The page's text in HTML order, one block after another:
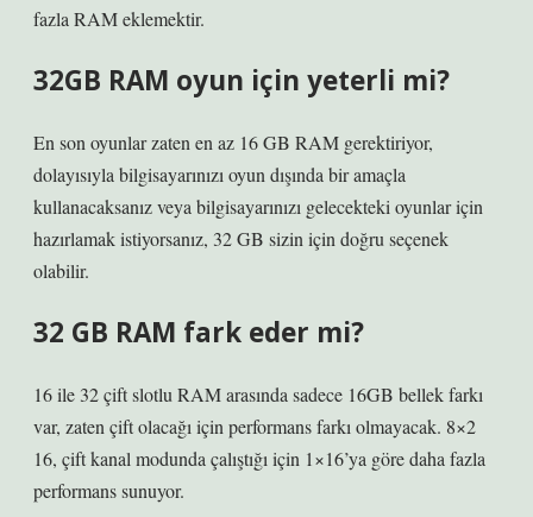
fazla RAM eklemektir.
32GB RAM oyun için yeterli mi?
En son oyunlar zaten en az 16 GB RAM gerektiriyor,
dolayısıyla bilgisayarınızı oyun dışında bir amaçla
kullanacaksanız veya bilgisayarınızı gelecekteki oyunlar için
hazırlamak istiyorsanız, 32 GB sizin için doğru seçenek
olabilir.
32 GB RAM fark eder mi?
16 ile 32 çift slotlu RAM arasında sadece 16GB bellek farkı
var, zaten çift olacağı için performans farkı olmayacak. 8×2
16, çift kanal modunda çalıştığı için 1×16’ya göre daha fazla
performans sunuyor.